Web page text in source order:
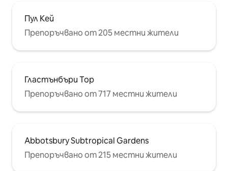
Пул Кей
Препоръчвано от 205 местни жители
Гластънбъри Тор
Препоръчвано от 717 местни жители
Abbotsbury Subtropical Gardens
Препоръчвано от 215 местни жители